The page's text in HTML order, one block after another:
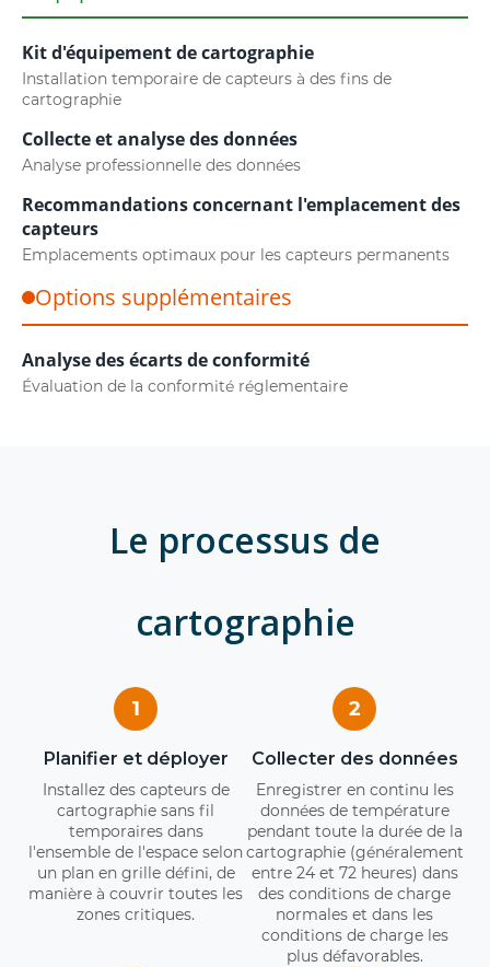
Kit d'équipement de cartographie
Installation temporaire de capteurs à des fins de
cartographie
Collecte et analyse des données
Analyse professionnelle des données
Recommandations concernant l'emplacement des
capteurs
Emplacements optimaux pour les capteurs permanents
Options supplémentaires
Analyse des écarts de conformité
Évaluation de la conformité réglementaire
Le processus de
cartographie
1
Planifier et déployer
Installez des capteurs de
cartographie sans fil
temporaires dans
l'ensemble de l'espace selon
un plan en grille défini, de
manière à couvrir toutes les
zones critiques.
2
Collecter des données
Enregistrer en continu les
données de température
pendant toute la durée de la
cartographie (généralement
entre 24 et 72 heures) dans
des conditions de charge
normales et dans les
conditions de charge les
plus défavorables.